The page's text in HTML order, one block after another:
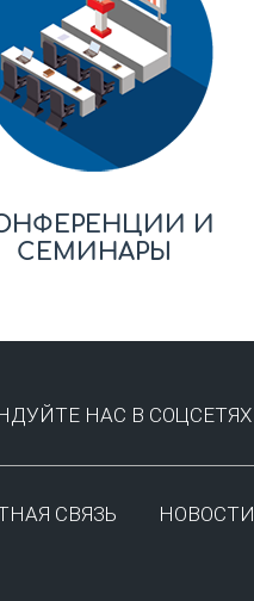
И
СЕМИНАРЫ
НАС В СОЦСЕТЯХ
СВЯЗЬ НОВОСТИ